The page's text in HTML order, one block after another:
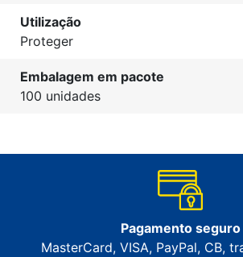
Utilização
Proteger
Embalagem em pacote
100 unidades
Pagamento seguro
MasterCard, VISA, PayPal, CB,